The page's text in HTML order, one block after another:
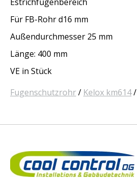
Für FB-Rohr d16 mm
Außendurchmesser 25 mm
Länge: 400 mm
VE in Stück
Fugenschutzrohr/ Kelox km614/